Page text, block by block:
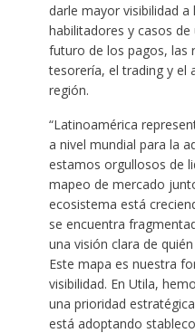
darle mayor visibilidad
habilitadores y casos
futuro de los pagos, las
tesorería, el trading y el
región.
“Latinoamérica
a nivel mundial para la
estamos orgullosos de
mapeo de mercado
ecosistema está
se encuentra
una visión clara de
Este mapa es nuestra
visibilidad. En Utila,
una prioridad
está adoptando